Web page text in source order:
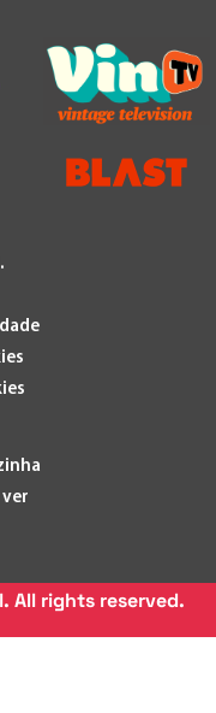
All rights reserved.